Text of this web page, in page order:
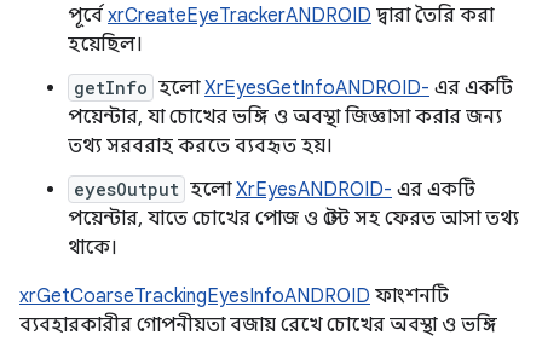
পূর্বে xrCreateEyeTrackerANDROID দ্বারা তৈরি করা
হয়েছিল।
getInfo হলোXrEyesGetInfoANDROID- এর একটি
পয়েন্টার, যা চোখের ভঙ্গি ও অবস্থা জিজ্ঞাসা করার জন্য
তথ্য সরবরাহ করতে ব্যবহৃত হয়।
eyesOutput হলোXrEyesANDROID- এর একটি
পয়েন্টার, যাতে চোখের পোজ ও স্টেট সহ ফেরত আসা তথ্য
থাকে।
xrGetCoarseTrackingEyesInfoANDROID ফাংশনটি
ব্যবহারকারীর গোপনীয়তা বজায় রেখে চোখের অবস্থা ও ভঙ্গি